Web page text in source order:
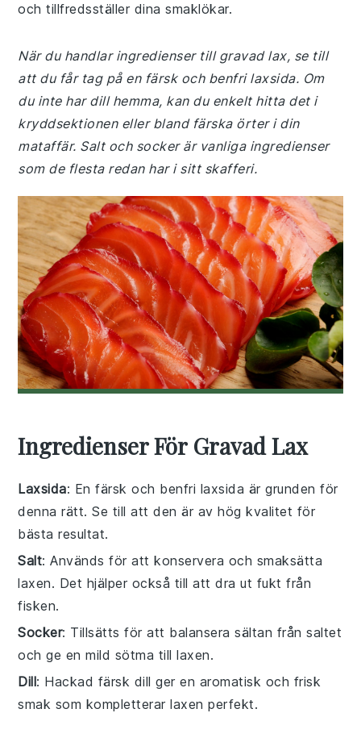
och tillfredsställer dina smaklökar.
När du handlar ingredienser till gravad lax, se till
att du får tag på en färsk och benfri laxsida. Om
du inte har dill hemma, kan du enkelt hitta det i
kryddsektionen eller bland färska örter i din
mataffär. Salt och socker är vanliga ingredienser
som de flesta redan har i sitt skafferi.
Ingredienser För Gravad Lax
Laxsida: En färsk och benfri laxsida är grunden för
denna rätt. Se till att den är av hög kvalitet för
bästa resultat.
Salt: Används för att konservera och smaksätta
laxen. Det hjälper också till att dra ut fukt från
fisken.
Socker: Tillsätts för att balansera sältan från saltet
och ge en mild sötma till laxen.
Dill: Hackad färsk dill ger en aromatisk och frisk
smak som kompletterar laxen perfekt.